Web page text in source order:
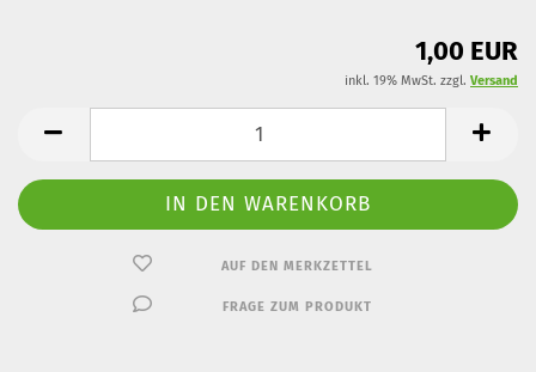
1,00 EUR
inkl. 19% MwSt. zzgl. Versand
AUF DEN MERKZETTEL
FRAGE ZUM PRODUKT